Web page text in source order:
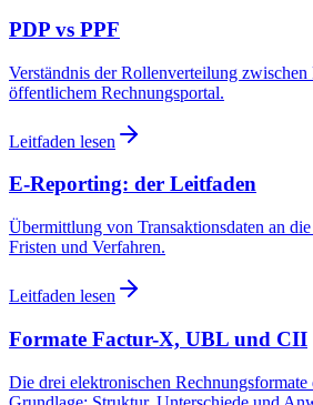
PDP vs PPF
Verständnis der Rollenverteilung zwischen
öffentlichem Rechnungsportal.
Leitfaden lesen
E-Reporting: der Leitfaden
Übermittlung von Transaktionsdaten an
Fristen und Verfahren.
Leitfaden lesen
Formate Factur-X, UBL und CII
Die drei elektronischen Rechnungsformate